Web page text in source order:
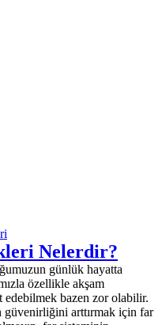
Nelerdir?
günlük hayatta
özellikle akşam
edebilmek bazen zor olabilir.
güvenirliğini arttırmak için far